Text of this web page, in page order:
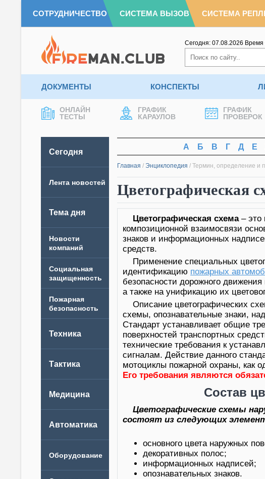
СОТРУДНИЧЕСТВО СИСТЕМА ВЫЗОВ СИСТЕМА
Сегодня: 07.08.2026 Время
ДОКУМЕНТЫ КОНСПЕКТЫ
ОНЛАЙН
ТЕСТЫ
ГРАФИК
КАРАУЛОВ
ГРАФИК
ПРОВЕРОК
Сегодня
Лента новостей
Тема дня
Новости
компаний
А Б В Г Д Е
Главная / Энциклопедия / Термин, определение и
Цветографическая
Цветографическая схема– это
композиционной взаимосвязи
знаков и информационных
средств.
Применение специальных
идентификацию пожарных
безопасности дорожного
а также на унификацию их
Описание цветографических
схемы, опознавательные знаки,
Стандарт устанавливает общие
поверхностей транспортных
технические требования к
сигналам. Действие данного
мотоциклы пожарной охраны, как
Его требования являются
Состав
Цветографические схемы
состоят из следующих
основного цвета наружных
декоративных полос;
информационных надписей;
опознавательных знаков.